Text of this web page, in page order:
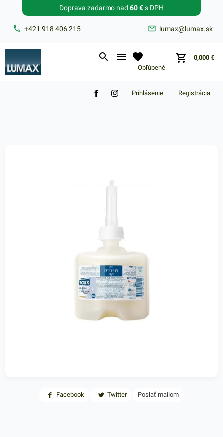
+421 918 406 215 lumax@lumax.sk
Doprava zadarmo nad 60 €s DPH
Obľúbené
0,000 €
Zabudnuté heslo?
Registrácia
Prihlásenie
Facebook Twitter Poslať mailom